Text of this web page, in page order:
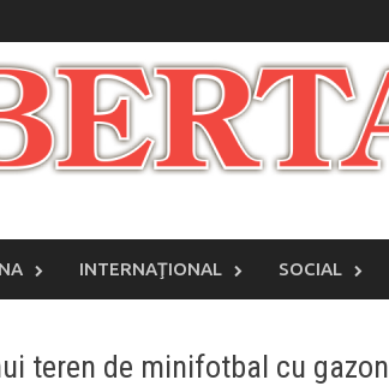
INTERNAŢIONAL SOCIAL
teren de minifotbal cu gazon